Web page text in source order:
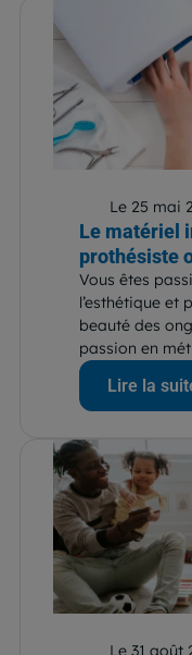
Le 25 mai
Le matériel
prothésiste
Vous êtes
l’esthétique et
beauté des
passion en
Lire la
Le 31 août